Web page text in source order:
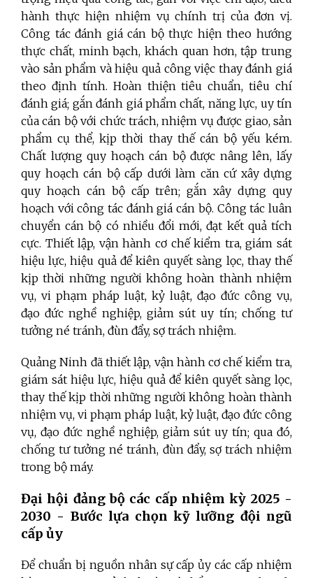
hành thực hiện nhiệm vụ chính trị của đơn vị.
Công tác đánh giá cán bộ thực hiện theo hướng
thực chất, minh bạch, khách quan hơn, tập trung
vào sản phẩm và hiệu quả công việc thay đánh giá
theo định tính. Hoàn thiện tiêu chuẩn, tiêu chí
đánh giá; gắn đánh giá phẩm chất, năng lực, uy tín
của cán bộ với chức trách, nhiệm vụ được giao, sản
phẩm cụ thể, kịp thời thay thế cán bộ yếu kém.
Chất lượng quy hoạch cán bộ được nâng lên, lấy
quy hoạch cán bộ cấp dưới làm căn cứ xây dựng
quy hoạch cán bộ cấp trên; gắn xây dựng quy
hoạch với công tác đánh giá cán bộ. Công tác luân
chuyển cán bộ có nhiều đổi mới, đạt kết quả tích
cực. Thiết lập, vận hành cơ chế kiểm tra, giám sát
hiệu lực, hiệu quả để kiên quyết sàng lọc, thay thế
kịp thời những người không hoàn thành nhiệm
vụ, vi phạm pháp luật, kỷ luật, đạo đức công vụ,
đạo đức nghề nghiệp, giảm sút uy tín; chống tư
tưởng né tránh, đùn đẩy, sợ trách nhiệm.
Quảng Ninh đã thiết lập, vận hành cơ chế kiểm tra,
giám sát hiệu lực, hiệu quả để kiên quyết sàng lọc,
thay thế kịp thời những người không hoàn thành
nhiệm vụ, vi phạm pháp luật, kỷ luật, đạo đức công
vụ, đạo đức nghề nghiệp, giảm sút uy tín; qua đó,
chống tư tưởng né tránh, đùn đẩy, sợ trách nhiệm
trong bộ máy.
Đại hội đảng bộ các cấp nhiệm kỳ 2025 -
2030 - Bước lựa chọn kỹ lưỡng đội ngũ
cấp ủy
Để chuẩn bị nguồn nhân sự cấp ủy các cấp nhiệm